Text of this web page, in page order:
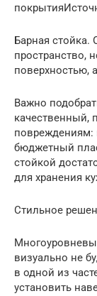
Барная стойка.
пространство,
поверхностью,
Важно
качественный,
повреждениям:
бюджетный
стойкой
для хранения
Стильное
визуально не
в одной из
установить